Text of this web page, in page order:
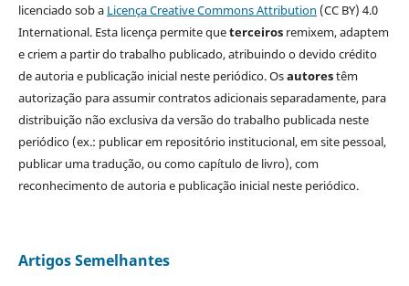
licenciado sob a Licença Creative Commons Attribution (CC BY) 4.0
International. Esta licença permite queterceirosremixem, adaptem
e criem a partir do trabalho publicado, atribuindo o devido crédito
de autoria e publicação inicial neste periódico. Osautorestêm
autorização para assumir contratos adicionais separadamente, para
distribuição não exclusiva da versão do trabalho publicada neste
periódico (ex.: publicar em repositório institucional, em site pessoal,
publicar uma tradução, ou como capítulo de livro), com
reconhecimento de autoria e publicação inicial neste periódico.
Artigos Semelhantes